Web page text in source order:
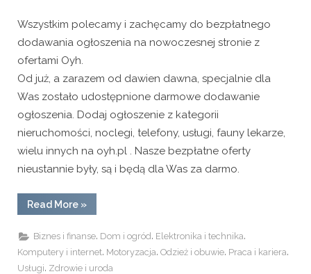
Wszystkim polecamy i zachęcamy do bezpłatnego
dodawania ogłoszenia na nowoczesnej stronie z
ofertami Oyh.
Od już, a zarazem od dawien dawna, specjalnie dla
Was zostało udostępnione darmowe dodawanie
ogłoszenia. Dodaj ogłoszenie z kategorii
nieruchomości, noclegi, telefony, usługi, fauny lekarze,
wielu innych na oyh.pl . Nasze bezpłatne oferty
nieustannie były, są i będą dla Was za darmo.
Read More“Bezpłatne
ogłoszenia
motoryzacja,
praca
na
www.oyh.pl”
»
Biznes i finanse, Dom i ogród, Elektronika i technika,
Komputery i internet, Motoryzacja, Odzież i obuwie, Praca i kariera,
Usługi Zdrowie i uroda